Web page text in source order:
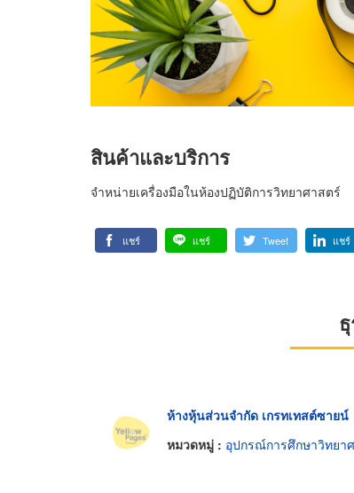
สินค้าและบริการ
จำหน่ายเครื่องมือในห้องปฏิบัติการวิทยาศาสตร์
แชร์ แชร์ Tweet แชร์
ห้างหุ้นส่วนจำกัด เกรทเทสต์ซายน์
หมวดหมู่ : อุปกรณ์การศึกษาวิทยาศาสตร์แล